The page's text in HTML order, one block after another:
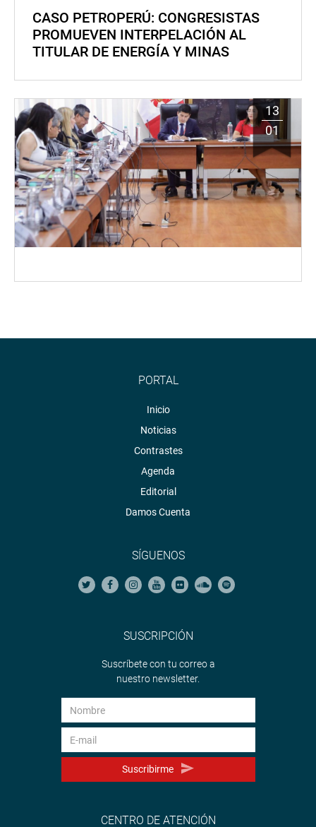
CASO PETROPERÚ: CONGRESISTAS
PROMUEVEN INTERPELACIÓN AL
TITULAR DE ENERGÍA Y MINAS
13
01
PORTAL
Inicio
Noticias
Contrastes
Agenda
Editorial
Damos Cuenta
SÍGUENOS
SUSCRIPCIÓN
Suscríbete con tu correo a
nuestro newsletter.
Suscribirme
CENTRO DE ATENCIÓN